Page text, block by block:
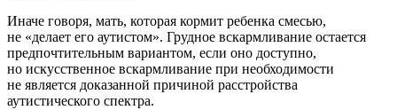
Иначе говоря, мать, которая кормит ребенка смесью,
не «делает его аутистом». Грудное вскармливание остается
предпочтительным вариантом, если оно доступно,
но искусственное вскармливание при необходимости
не является доказанной причиной расстройства
аутистического спектра.